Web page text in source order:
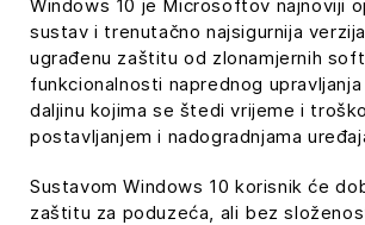
Windows 10 je Microsoftov najnoviji
sustav i trenutačno najsigurnija
ugrađenu zaštitu od zlonamjernih
funkcionalnosti naprednog upravljanja
daljinu kojima se štedi vrijeme i
postavljanjem i nadogradnjama
Sustavom Windows 10 korisnik će
zaštitu za poduzeća, ali bez